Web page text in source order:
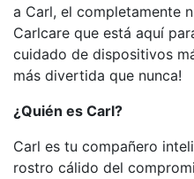
a Carl, el completamente
Carlcare que está aquí
cuidado de dispositivos
más divertida que nunca!
¿Quién es Carl?
Carl es tu compañero
rostro cálido del